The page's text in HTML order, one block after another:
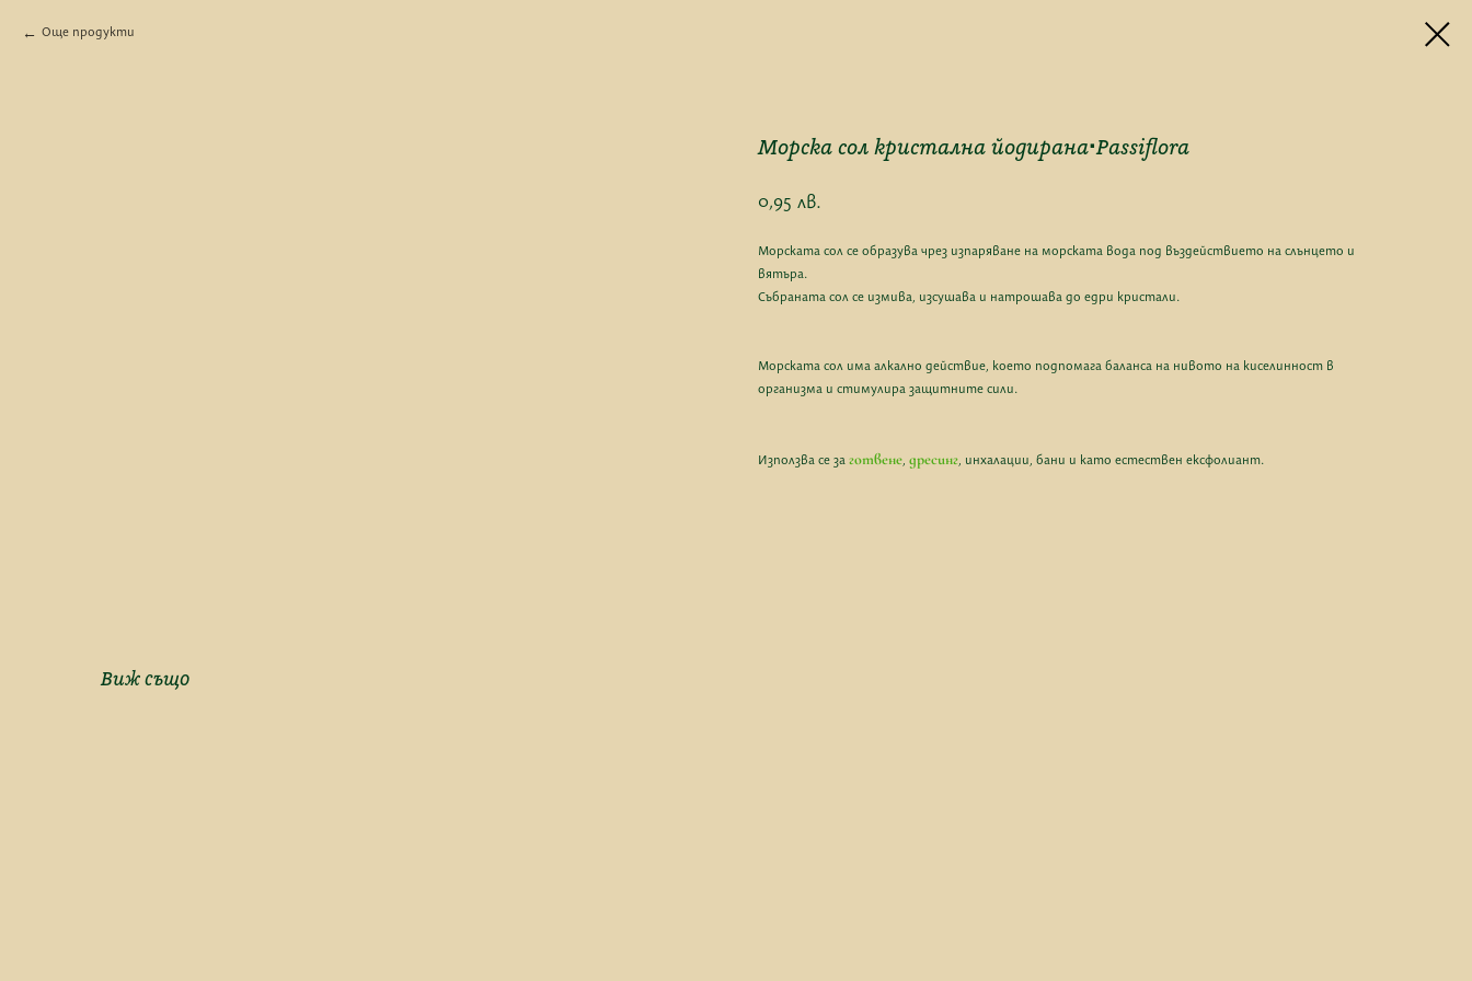
Още продукти
Морска сол кристална йодирана∙Passiflora
0,95 лв.
Морската сол се образува чрез изпаряване на морската вода под въздействието на слънцето и
вятъра.
Събраната сол се измива, изсушава и натрошава до едри кристали.
Морската сол има алкално действие, което подпомага баланса на нивото на киселинност в
организма и стимулира защитните сили.
Използва се за готвене, дресинг, инхалации, бани и като естествен ексфолиант.
Виж също